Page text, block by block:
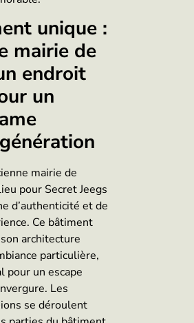
unique :
mairie de
endroit
un
mairie de
pour Secret Jeegs
d’authenticité et de
Ce bâtiment
architecture
particulière,
pour un escape
Les
se déroulent